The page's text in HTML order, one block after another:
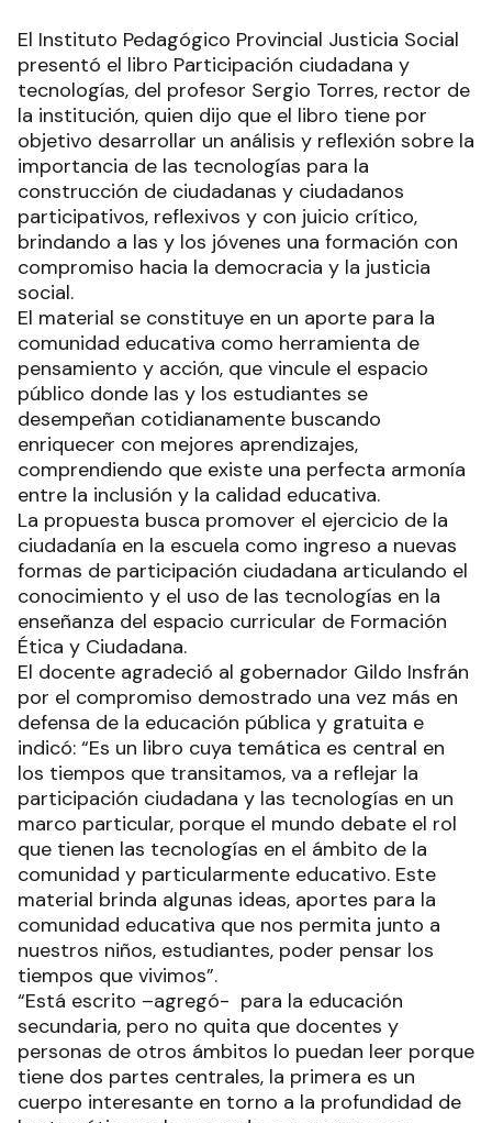
El Instituto Pedagógico Provincial Justicia Social
presentó el libro Participación ciudadana y
tecnologías, del profesor Sergio Torres, rector de
la institución, quien dijo que el libro tiene por
objetivo desarrollar un análisis y reflexión sobre la
importancia de las tecnologías para la
construcción de ciudadanas y ciudadanos
participativos, reflexivos y con juicio crítico,
brindando a las y los jóvenes una formación con
compromiso hacia la democracia y la justicia
social.
El material se constituye en un aporte para la
comunidad educativa como herramienta de
pensamiento y acción, que vincule el espacio
público donde las y los estudiantes se
desempeñan cotidianamente buscando
enriquecer con mejores aprendizajes,
comprendiendo que existe una perfecta armonía
entre la inclusión y la calidad educativa.
La propuesta busca promover el ejercicio de la
ciudadanía en la escuela como ingreso a nuevas
formas de participación ciudadana articulando el
conocimiento y el uso de las tecnologías en la
enseñanza del espacio curricular de Formación
Ética y Ciudadana.
El docente agradeció al gobernador Gildo Insfrán
por el compromiso demostrado una vez más en
defensa de la educación pública y gratuita e
indicó: “Es un libro cuya temática es central en
los tiempos que transitamos, va a reflejar la
participación ciudadana y las tecnologías en un
marco particular, porque el mundo debate el rol
que tienen las tecnologías en el ámbito de la
comunidad y particularmente educativo. Este
material brinda algunas ideas, aportes para la
comunidad educativa que nos permita junto a
nuestros niños, estudiantes, poder pensar los
tiempos que vivimos”.
“Está escrito –agregó- para la educación
secundaria, pero no quita que docentes y
personas de otros ámbitos lo puedan leer porque
tiene dos partes centrales, la primera es un
cuerpo interesante en torno a la profundidad de